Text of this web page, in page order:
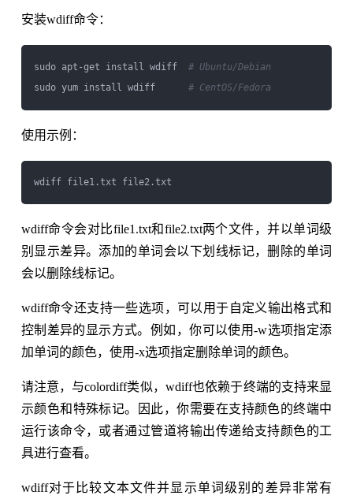
安装wdiff命令：
sudo apt-get install wdiff # Ubuntu/Debian
sudo yum install wdiff # CentOS/Fedora
使用示例：
wdiff命令会对比file1.txt和file2.txt两个文件，并以单词级
别显示差异。添加的单词会以下划线标记，删除的单词
会以删除线标记。
wdiff命令还支持一些选项，可以用于自定义输出格式和
控制差异的显示方式。例如，你可以使用-w选项指定添
加单词的颜色，使用-x选项指定删除单词的颜色。
请注意，与colordiff类似，wdiff也依赖于终端的支持来显
示颜色和特殊标记。因此，你需要在支持颜色的终端中
运行该命令，或者通过管道将输出传递给支持颜色的工
具进行查看。
wdiff对于比较文本文件并显示单词级别的差异非常有